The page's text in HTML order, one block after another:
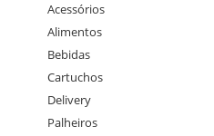
Acessórios
Alimentos
Bebidas
Cartuchos
Delivery
Palheiros